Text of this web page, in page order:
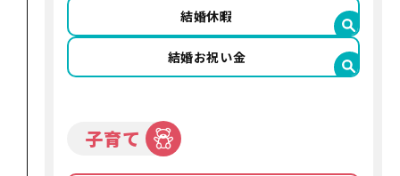
結婚休暇
結婚お祝い金
子育て